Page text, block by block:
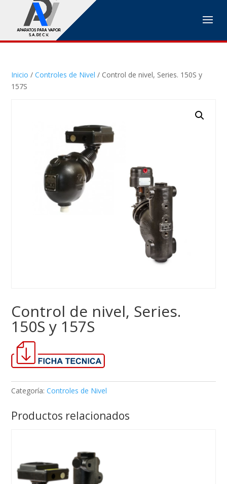
Inicio /Controles de Nivel / Control de nivel, Series. 150S y
157S
Control de nivel, Series.
150S y 157S
Categoría:Controles de Nivel
Productos relacionados